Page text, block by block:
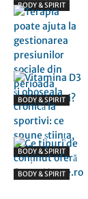
BODY & SPIRIT
BODY & SPIRIT
BODY & SPIRIT
BODY & SPIRIT